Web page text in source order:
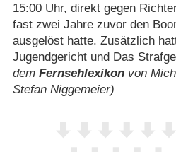
15:00 Uhr, direkt gegen
fast zwei Jahre zuvor den
ausgelöst hatte. Zusätzlich
Jugendgericht und Das
dem Fernsehlexikonvon
Stefan Niggemeier)